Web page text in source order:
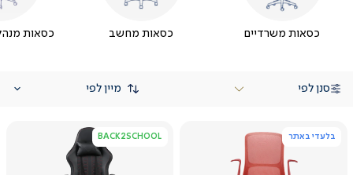
כסאות משרדיים כסאות מחשב כסאות
סנן לפי
בלעדי באתר BACK2SCHOOL